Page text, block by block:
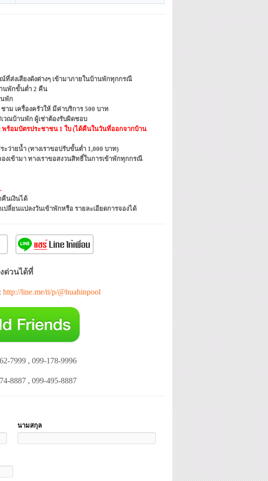
ที่ส่งเสียงดังต่างๆ เข้ามาภายในบ้านพักทุกกรณี
นพักขั้นต่ำ 2 คืน
นพัก
ม เครื่องครัวให้ มีค่าบริการ 500 บาท
วณบ้านพัก ผู้เช่าต้องรับผิดชอบ
พร้อมบัตรประชาชน 1 ใบ (ได้คืนในวันที่ออกจากบ้าน
ว่ายน้ำ (ทางเราขอปรับขั้นต่ำ 1,000 บาท)
เข้ามา ทางเราขอสงวนสิทธิ์ในการเข้าพักทุกกรณี
คืนเงินได้
ปลี่ยนแปลงวันเข้าพักหรือ รายละเอียดการจองได้
ด่วนได้ที่
http://line.me/ti/p/@huahinpool
7999 , 099-178-9996
8887 , 099-495-8887
นามสกุล